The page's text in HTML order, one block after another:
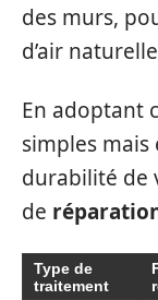
des murs,
d’air
En adoptant
simples mais
durabilité de
de
Type de
traitement